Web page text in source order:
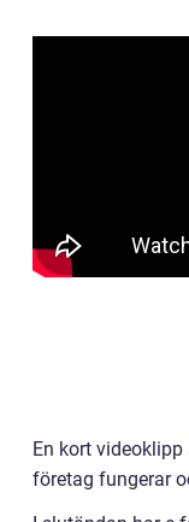
En kort
företag fungerar